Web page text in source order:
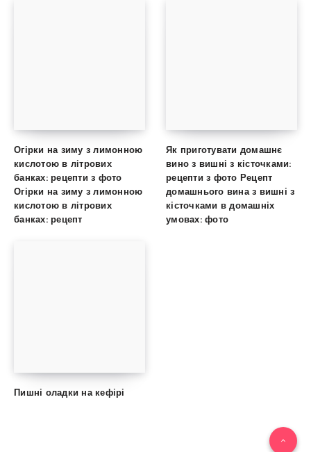
Огірки на зиму з лимонною
кислотою в літрових
банках: рецепти з фото
Огірки на зиму з лимонною
кислотою в літрових
банках: рецепт
Як приготувати домашнє
вино з вишні з кісточками:
рецепти з фото Рецепт
домашнього вина з вишні з
кісточками в домашніх
умовах: фото
Пишні оладки на кефірі